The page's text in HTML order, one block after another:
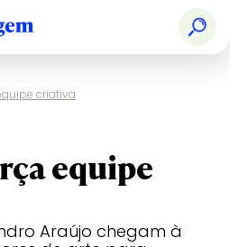
criativa
equipe
Araújo chegam à